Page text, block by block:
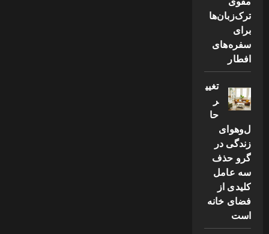
ترک‌زبان‌ها
برای
سفره‌های
افطار
تغیی
ر
حا
ل‌وهوای
زندگی در
گرو حذف
سه عامل
کلیدی از
فضای خانه
است